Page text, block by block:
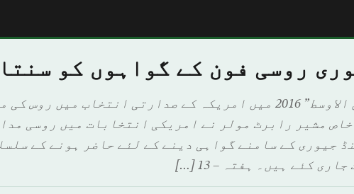
روسی فون کے گواہوں کو
واشنگٹن: "الشرق الاوسط” 2016 میں امریکہ کے صدارتی انتخاب میں
مشیر رابرٹ مولر نے امریکی انتخابات میں روسی
جیوری کے سامنے گواہی دینے کے لئے حاضر ہونے کے
کئے ہیں۔ ہفتہ – 13 […]